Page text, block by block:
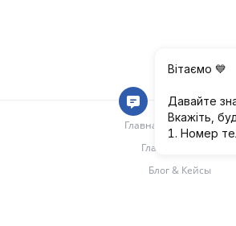
Главная документации
Главная keyCRM
Блог & Кейсы